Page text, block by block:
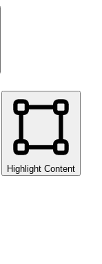
Highlight Content